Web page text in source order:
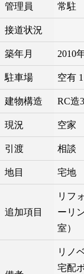
管理員 常駐
接道状況
築年月 2010
駐車場 空有
建物構造 RC造
現況 空家
引渡 相談
地目 宅地
追加項目
リフ
ーリ
室）
リノ
宅配